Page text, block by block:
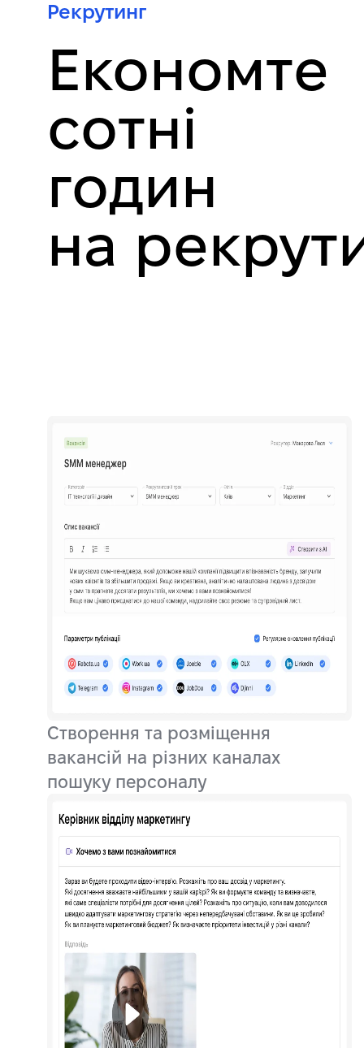
Рекрутинг
Економте
сотні
годин
на
Створення та розміщення
вакансій на різних каналах
пошуку персоналу